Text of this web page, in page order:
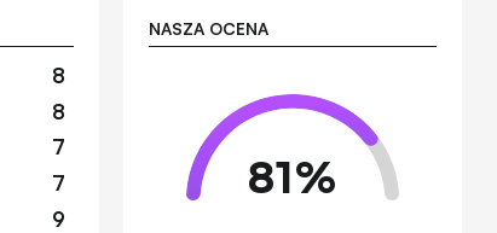
8
8
7
7
9
NASZA OCENA
81%